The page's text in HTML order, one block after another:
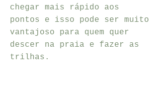
chegar mais rápido aos
pontos e isso pode ser muito
vantajoso para quem quer
descer na praia e fazer as
trilhas.